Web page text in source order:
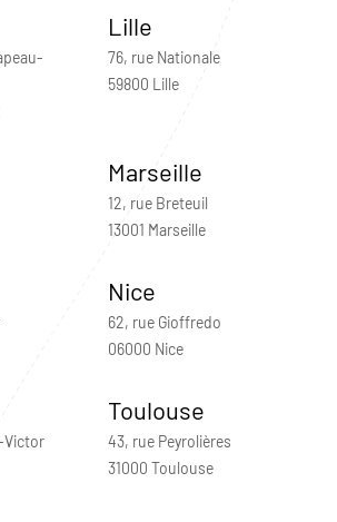
Lille
76, rue Nationale
59800 Lille
Marseille
12, rue Breteuil
13001 Marseille
Nice
62, rue Gioffredo
06000 Nice
Victor
Toulouse
43, rue Peyrolières
31000 Toulouse